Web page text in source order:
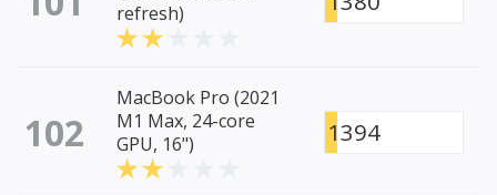
refresh)
102
MacBook Pro (2021
M1 Max, 24-core
GPU, 16")
1394